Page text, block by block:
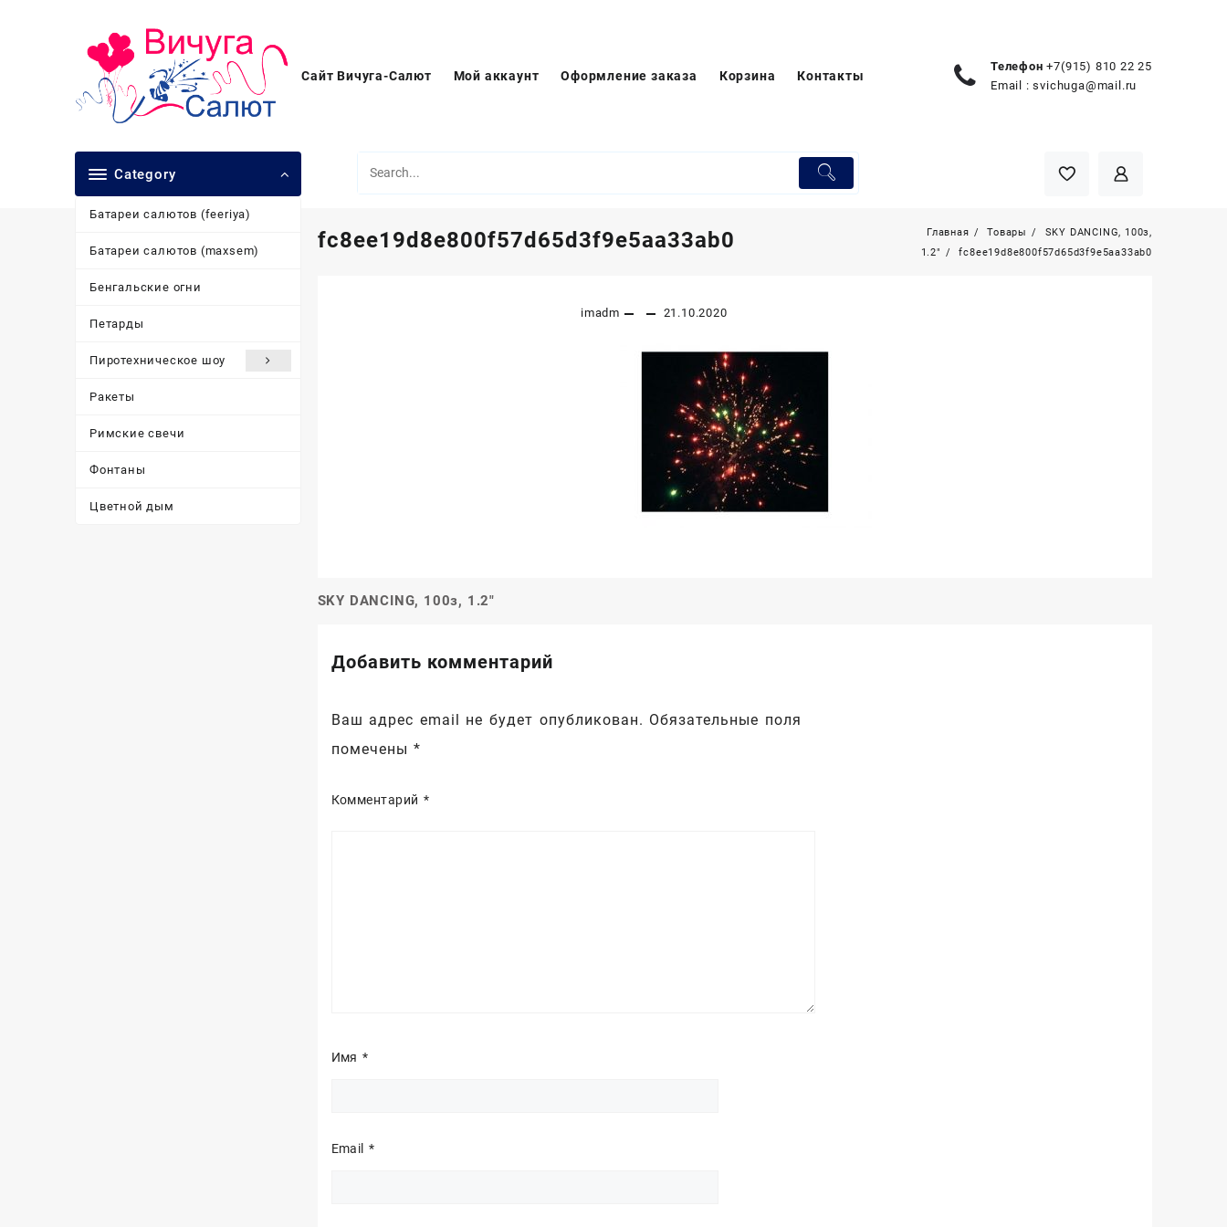
Сайт Вичуга-Салют Мой аккаунт Оформление заказа Корзина Контакты
Телефон +7(915) 810 22 25
Email :svichuga@mail.ru
Category
Батареи салютов (feeriya)
Батареи салютов (maxsem)
Бенгальские огни
Петарды
Пиротехническое шоу
Ракеты
Римские свечи
Фонтаны
Цветной дым
fc8ee19d8e800f57d65d3f9e5aa33ab0 Главная Товары
SKY DANCING, 100з,
1.2″
fc8ee19d8e800f57d65d3f9e5aa33ab0
imadm 21.10.2020
Навигация
записям
SKY DANCING, 100з, 1.2″
Добавить комментарий
Ваш адрес email не будет опубликован. Обязательные поля
помечены*
Комментарий *
Имя*
Email *